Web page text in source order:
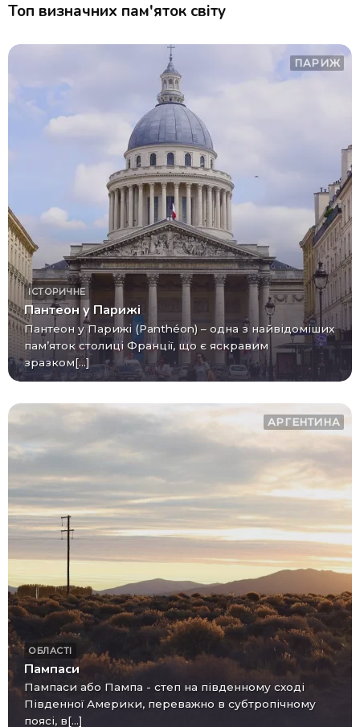
Топ визначних пам'яток світу
ПАРИЖ
ІСТОРИЧНЕ
Пантеон у Парижі
Пантеон у Парижі (Panthéon) – одна з найвідоміших
пам’яток столиці Франції, що є яскравим
зразком[...]
АРГЕНТИНА
ОБЛАСТІ
Пампаси
Пампаси або Пампа - степ на південному сході
Південної Америки, переважно в субтропічному
поясі, в[...]